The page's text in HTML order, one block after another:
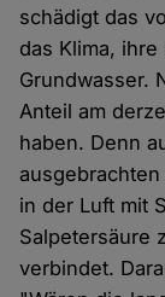
schädigt das
das Klima,
Grundwasser.
Anteil am
haben. Denn
in der Luft mit
Salpetersäure
verbindet.